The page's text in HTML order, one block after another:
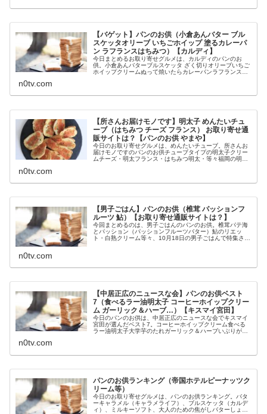
【バゲット】パンのお供（小倉あんバター ブル
スケッタオリーブ いちごホイップ 塗るカレーパ
ン ラフランスはちみつ）【カルディ】
今日まとめるお取り寄せグルメは、カルディのパンのお
供。小倉あんバターブルスケッタ ざく切りオリーブいちご
ホイップクリームぬって焼いたらカレーパンラフランスと
n0tv.com
【所さんお届けモノです】明太子 めんたいチュ
ーブ（はちみつ チーズ フランス） お取り寄せ通
販サイトは？【パンのお供 やまや】
今日のお取り寄せグルメは、めんたいチューブ。所さんお
届けモノですのパンのお供チューブタイプの明太子クリー
ムチーズ・明太フランス・はちみつ明太・等々福岡の明太
n0tv.com
【男子ごはん】パンのお供（椎茸 パッションフ
ルーツ 鮎）【お取り寄せ通販サイトは？】
今回まとめるのは、男子ごはんのパンのお供。椎茸パテ海
とパッション（パッションフルーツバター）鮎のリエッ
ト・白熟クリーム等々、10月18日の男子ごはんで特集され
n0tv.com
【中居正広のニュースな会】パンのお供ベスト
7（食べるラー油明太子 コーヒーホイップクリー
ム ガーリック＆ハーブ…）【キスマイ宮田】
今日のパンのお供は、中居正広のニュースな会でキスマイ
宮田が選んだベスト7。コーヒーホイップクリーム食べる
ラー油明太子大学芋のたれガーリック＆ハーブいぶりがっ
n0tv.com
パンのお供ランキング（帝国ホテルピーナッツク
リーム等）
今日のお取り寄せグルメは、パンのお供ランキング。バタ
ーキャラメル（キャラメライフ）、ブルスケッタ（カルデ
ィ）、ミルキーソフト、大人のための焦がしバターしょう